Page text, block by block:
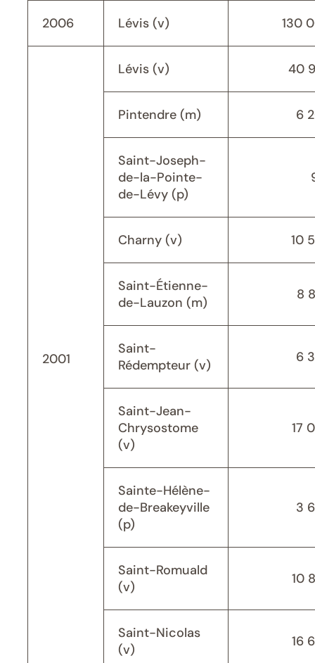
2006 Lévis (v) 130
2001
Lévis (v) 40
Pintendre (m) 6
Saint-Joseph-
de-la-Pointe-
de-Lévy (p)
Charny (v) 10
Saint-Étienne-
de-Lauzon (m)
8
Saint-
Rédempteur (v)
6
Saint-Jean-
Chrysostome
(v)
17
Sainte-Hélène-
de-Breakeyville
(p)
3
Saint-Romuald
(v)
10
Saint-Nicolas
(v)
16